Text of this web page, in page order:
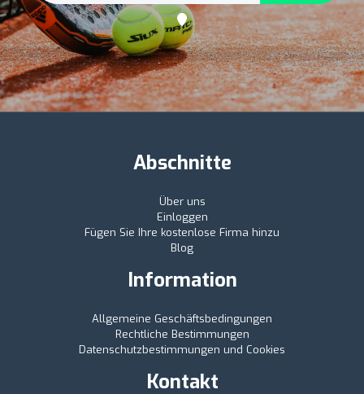
Abschnitte
Über uns
Einloggen
Fügen Sie Ihre kostenlose Firma hinzu
Blog
Information
Allgemeine Geschäftsbedingungen
Rechtliche Bestimmungen
Datenschutzbestimmungen und Cookies
Kontakt